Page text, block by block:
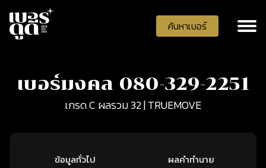
ค้นหาเบอร์
เบอร์มงคล 080-329-2251
เกรด C ผลรวม 32 | TRUEMOVE
ข้อมูลทั่วไป ผลคำทำนาย